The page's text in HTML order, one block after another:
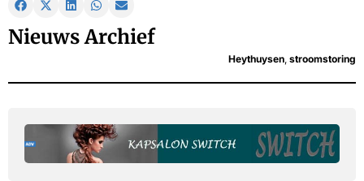
Nieuws Archief
Heythuysen stroomstoring